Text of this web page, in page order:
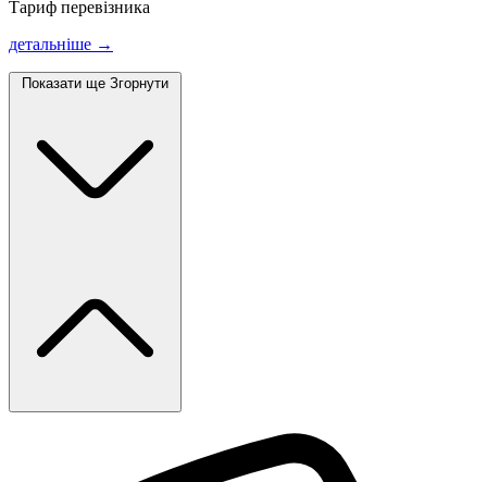
Тариф перевізника
детальніше →
Показати ще Згорнути